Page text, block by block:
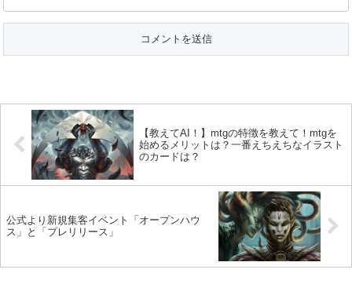
【教えてAI！】mtgの特徴を教えて！mtgを
始めるメリットは？一番えちえちなイラスト
のカードは？
公式より新規集客イベント「オープンハウ
ス」と「プレリリース」